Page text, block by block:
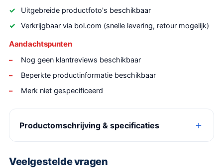
Uitgebreide productfoto's beschikbaar
Verkrijgbaar via bol.com (snelle levering, retour mogelijk)
Aandachtspunten
Nog geen klantreviews beschikbaar
Beperkte productinformatie beschikbaar
Merk niet gespecificeerd
Productomschrijving & specificaties
Veelgestelde vragen